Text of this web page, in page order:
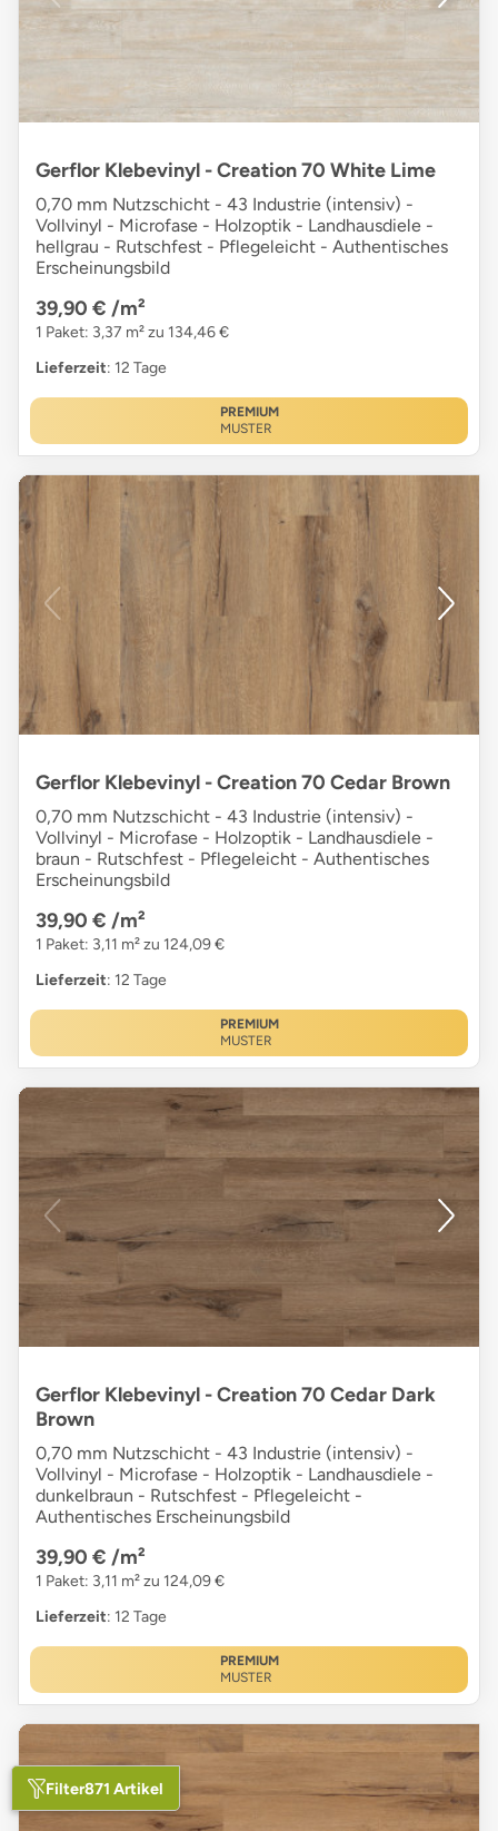
Gerflor Klebevinyl - Creation 70 White Lime
0,70 mm Nutzschicht - 43 Industrie (intensiv) -
Vollvinyl - Microfase - Holzoptik - Landhausdiele -
hellgrau - Rutschfest - Pflegeleicht - Authentisches
Erscheinungsbild
39,90 € /m²
1 Paket: 3,37 m² zu 134,46 €
Lieferzeit: 12 Tage
PREMIUM
MUSTER
Gerflor Klebevinyl - Creation 70 Cedar Brown
0,70 mm Nutzschicht - 43 Industrie (intensiv) -
Vollvinyl - Microfase - Holzoptik - Landhausdiele -
braun - Rutschfest - Pflegeleicht - Authentisches
Erscheinungsbild
39,90 € /m²
1 Paket: 3,11 m² zu 124,09 €
Lieferzeit: 12 Tage
PREMIUM
MUSTER
Gerflor Klebevinyl - Creation 70 Cedar Dark
Brown
0,70 mm Nutzschicht - 43 Industrie (intensiv) -
Vollvinyl - Microfase - Holzoptik - Landhausdiele -
dunkelbraun - Rutschfest - Pflegeleicht -
Authentisches Erscheinungsbild
39,90 € /m²
1 Paket: 3,11 m² zu 124,09 €
Lieferzeit: 12 Tage
PREMIUM
MUSTER
Filter871 Artikel